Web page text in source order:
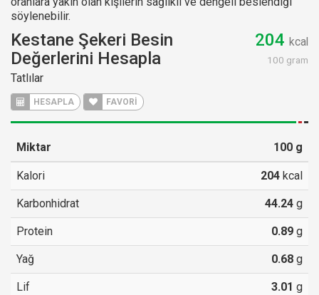
söylenebilir.
Kestane Şekeri Besin
Değerlerini Hesapla
Tatlılar
HESAPLA FAVORİ
204 kcal
100 gram
Miktar 100 g
Kalori 204 kcal
Karbonhidrat 44.24 g
Protein 0.89 g
Yağ 0.68 g
Lif 3.01 g